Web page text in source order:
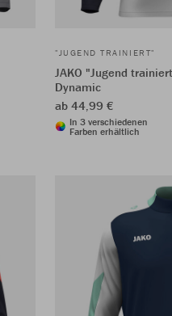
"JUGEND TRAINIERT"
JAKO "Jugend
Dynamic
ab 44,99 €
In 3 verschiedenen
Farben erhältlich